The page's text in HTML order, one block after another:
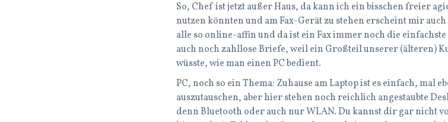
So, Chef ist jetzt außer Haus, da kann ich ein bisschen freier
nutzen könnten und am Fax-Gerät zu stehen erscheint mir
alle so online-affin und da ist ein Fax immer noch die
auch noch zahllose Briefe, weil ein Großteil unserer (älteren)
wüsste, wie man einen PC bedient.
PC, noch so ein Thema: Zuhause am Laptop ist es einfach, mal
auszutauschen, aber hier stehen noch reichlich angestaubte
denn Bluetooth oder auch nur WLAN. Du kannst dir gar nicht